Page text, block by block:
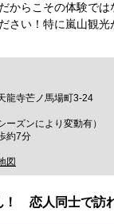
からこその体験では
さい！特に嵐山観光
龍寺芒ノ馬場町3-24
ズンにより変動有）
約7分
図
！ 恋人同士で訪